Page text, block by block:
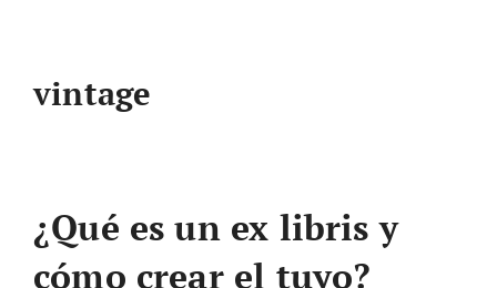
vintage
¿Qué es un ex libris y
cómo crear el tuyo?